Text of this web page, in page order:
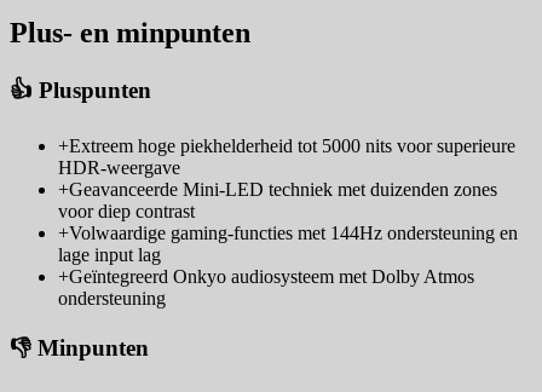
Plus- en minpunten
👍 Pluspunten
+Extreem hoge piekhelderheid tot 5000 nits voor superieure
HDR-weergave
+Geavanceerde Mini-LED techniek met duizenden zones
voor diep contrast
+Volwaardige gaming-functies met 144Hz ondersteuning en
lage input lag
+Geïntegreerd Onkyo audiosysteem met Dolby Atmos
ondersteuning
👎 Minpunten